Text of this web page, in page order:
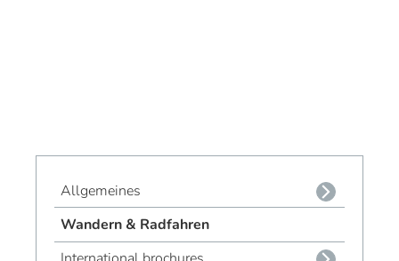
Allgemeines
Wandern & Radfahren